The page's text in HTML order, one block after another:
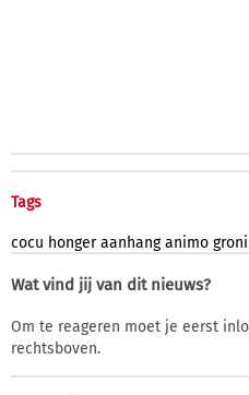
Tags
cocu honger aanhang animo
Wat vind jij van dit nieuws?
Om te reageren moet je eerst
rechtsboven.